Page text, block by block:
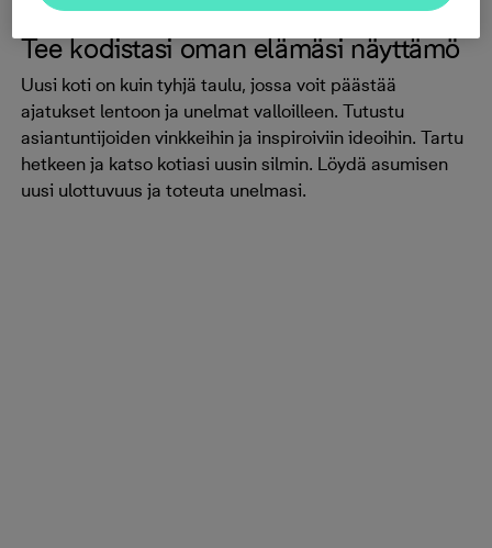
Tee kodistasi oman elämäsi näyttämö
Uusi koti on kuin tyhjä taulu, jossa voit päästää
ajatukset lentoon ja unelmat valloilleen. Tutustu
asiantuntijoiden vinkkeihin ja inspiroiviin ideoihin. Tartu
hetkeen ja katso kotiasi uusin silmin. Löydä asumisen
uusi ulottuvuus ja toteuta unelmasi.